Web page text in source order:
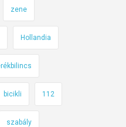
zene
Hollandia
bicikli 112
szabály